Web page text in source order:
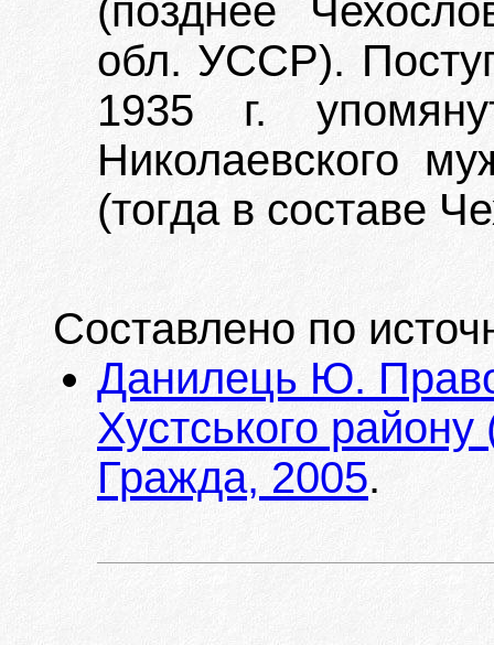
(позднее
обл. УССР).
1935 г.
Николаевского
(тогда в составе
Составлено по
Данилець Ю.
Хустського
Гражда, 2005.